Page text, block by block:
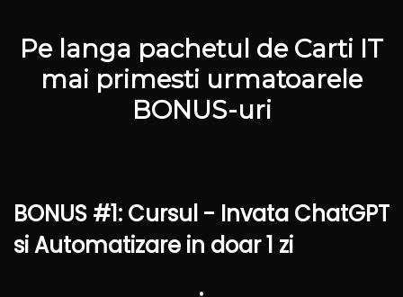
Pe langa pachetul de Carti IT
mai primesti urmatoarele
BONUS-uri
BONUS #1: Cursul - Invata ChatGPT
si Automatizare in doar 1 zi